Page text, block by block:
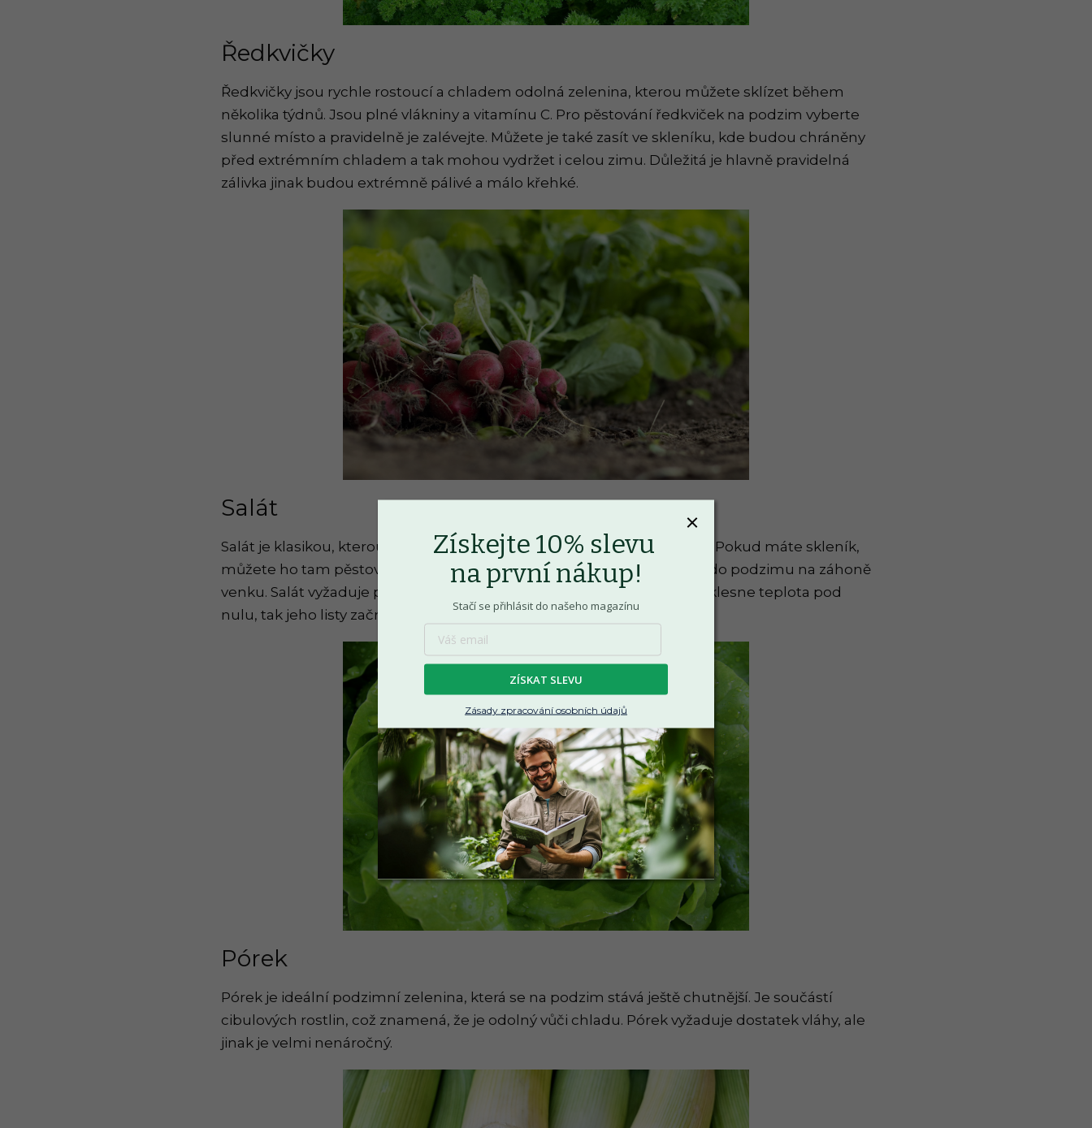
Ředkvičky
Ředkvičky jsou rychle rostoucí a chladem odolná zelenina, kterou můžete sklízet během
několika týdnů. Jsou plné vlákniny a vitamínu C. Pro pěstování ředkviček na podzim vyberte
slunné místo a pravidelně je zalévejte. Můžete je také zasít ve skleníku, kde budou chráněny
před extrémním chladem a tak mohou vydržet i celou zimu. Důležitá je hlavně pravidelná
zálivka jinak budou extrémně pálivé a málo křehké.
Salát
Salát je klasikou, kterou můžete pěstovat po celý rok, včetně podzimu. Pokud máte skleník,
můžete ho tam pěstovat skutečně celoročně, ale vydrží vám i dlouho do podzimu na záhoně
venku. Salát vyžaduje pravidelné zalévání a ochranu před mrazy. Když klesne teplota pod
nulu, tak jeho listy začnou strádat a postupně hnít a už není k jídlu.
Pórek
Pórek je ideální podzimní zelenina, která se na podzim stává ještě chutnější. Je součástí
cibulových rostlin, což znamená, že je odolný vůči chladu. Pórek vyžaduje dostatek vláhy, ale
jinak je velmi nenáročný.
Získejte 10% slevu
na první nákup!
Stačí se přihlásit do našeho magazínu
ZÍSKAT SLEVU
Zásady zpracování osobních údajů